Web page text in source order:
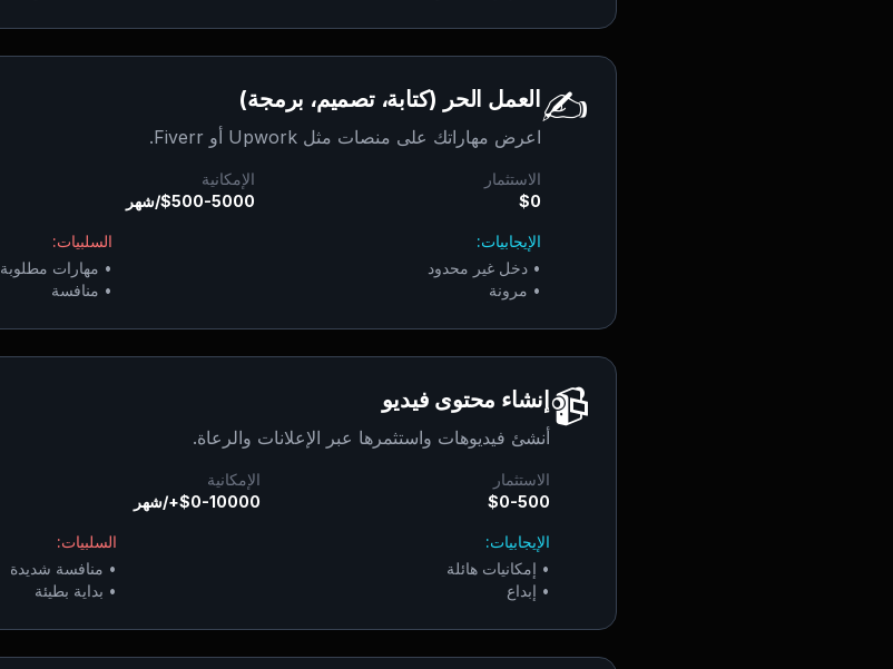
✍️ العمل الحر (كتابة، تصميم، برمجة)
اعرض مهاراتك على منصات مثل Upwork أو Fiverr.
الاستثمار
$0
الإمكانية
$500-5000/شهر
الإيجابيات:
• دخل غير محدود
• مرونة
السلبيات:
• مهارات مطلوبة
• منافسة
📹 إنشاء محتوى فيديو
أنشئ فيديوهات واستثمرها عبر الإعلانات والرعاة.
الاستثمار
$0-500
الإمكانية
$0-10000+/شهر
الإيجابيات:
• إمكانيات هائلة
• إبداع
السلبيات:
• منافسة شديدة
• بداية بطيئة